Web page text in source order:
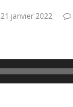
21 janvier 2022